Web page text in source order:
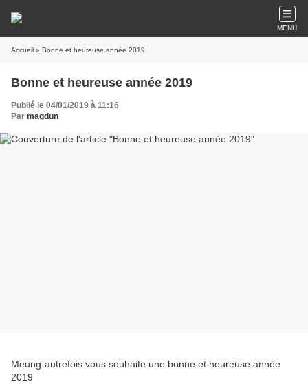
MENU
Accueil » Bonne et heureuse année 2019
Bonne et heureuse année 2019
Publié le 04/01/2019 à 11:16
Par magdun
Meung-autrefois vous souhaite une bonne et heureuse année
2019